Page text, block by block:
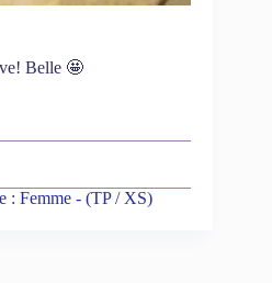
Belle 🤩
: Femme - (TP / XS)